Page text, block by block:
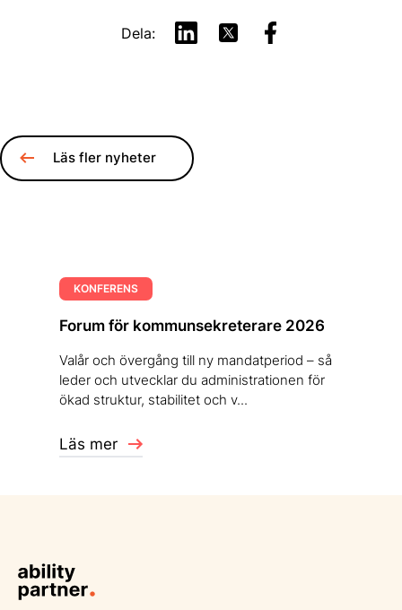
Dela:
Läs fler nyheter
KONFERENS
Forum för kommunsekreterare 2026
Valår och övergång till ny mandatperiod – så
leder och utvecklar du administrationen för
ökad struktur, stabilitet och v...
Läs mer